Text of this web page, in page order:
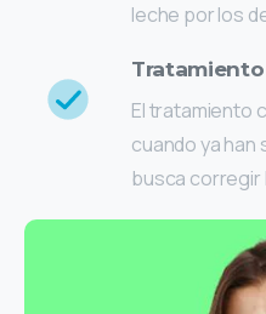
leche por los
El tratamiento
cuando ya
busca corregir